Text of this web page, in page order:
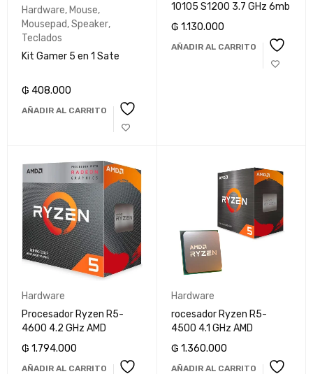
Hardware, Mouse,
Mousepad,Speaker,
Teclados
Kit Gamer 5 en 1 Sate
₲ 408.000
AÑADIR AL CARRITO
10105 S1200 3.7 GHz 6mb
₲ 1.130.000
AÑADIR AL CARRITO
Hardware
Procesador Ryzen R5-
4600 4.2 GHz AMD
₲ 1.794.000
AÑADIR AL CARRITO
Hardware
rocesador Ryzen R5-
4500 4.1 GHz AMD
₲ 1.360.000
AÑADIR AL CARRITO